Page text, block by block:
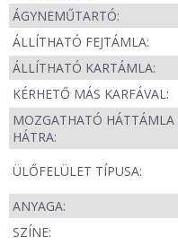
ÁGYNEMŰTARTÓ:
ÁLLÍTHATÓ FEJTÁMLA:
ÁLLÍTHATÓ KARTÁMLA:
KÉRHETŐ MÁS KARFÁVAL:
MOZGATHATÓ HÁTTÁMLA
HÁTRA:
ÜLŐFELÜLET TÍPUSA:
ANYAGA:
SZÍNE: